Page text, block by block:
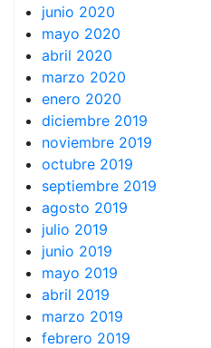
junio 2020
mayo 2020
abril 2020
marzo 2020
enero 2020
diciembre 2019
noviembre 2019
octubre 2019
septiembre 2019
agosto 2019
julio 2019
junio 2019
mayo 2019
abril 2019
marzo 2019
febrero 2019